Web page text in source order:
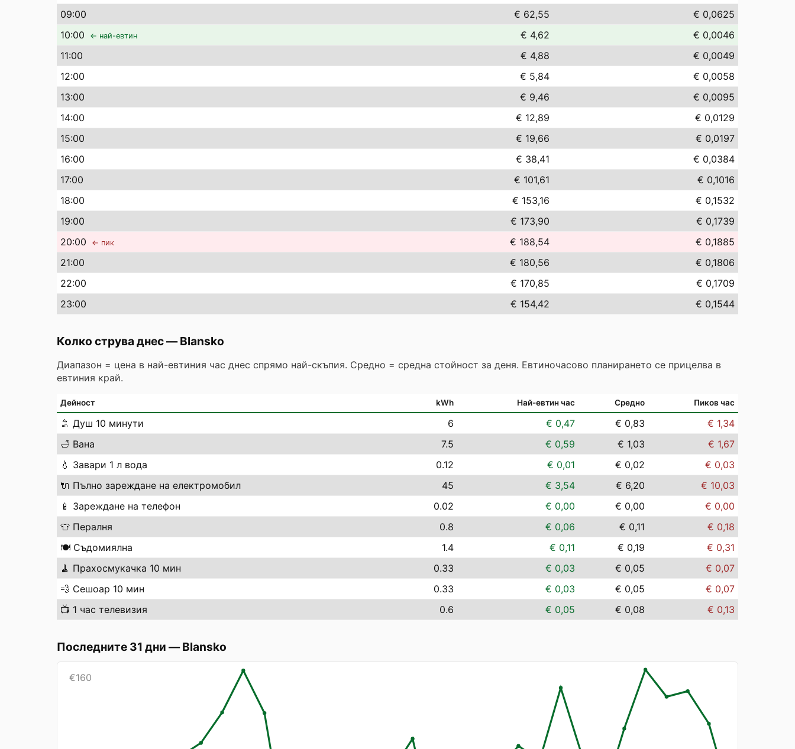
09:00 € 62,55
€ 0,0625
10:00 ← най-евтин € 4,62
€ 0,0046
11:00 € 4,88
€ 0,0049
12:00 € 5,84
€ 0,0058
13:00 € 9,46
€ 0,0095
14:00 € 12,89
€ 0,0129
15:00 € 19,66
€ 0,0197
16:00 € 38,41
€ 0,0384
17:00 € 101,61
€ 0,1016
18:00 € 153,16
€ 0,1532
19:00 € 173,90
€ 0,1739
20:00 ← пик € 188,54
€ 0,1885
21:00 € 180,56
€ 0,1806
22:00 € 170,85
€ 0,1709
23:00 € 154,42 € 0,1544
Колко струва днес—Blansko
Диапазон = цена в най-евтиния час днес спрямо най-скъпия. Средно = средна стойност за деня. Евтиночасово планирането се прицелва в
евтиния край.
Дейност kWh Най-евтин час Средно Пиков час
🚿 Душ 10 минути 6 € 0,47 € 0,83
€ 1,34
🛁 Вана 7.5 € 0,59 € 1,03
€ 1,67
💧 Завари 1 л вода 0.12 € 0,01 € 0,02
€ 0,03
🔌 Пълно зареждане на електромобил 45 € 3,54 € 6,20
€ 10,03
📱 Зареждане на телефон 0.02 € 0,00 € 0,00
€ 0,00
👕 Пералня 0.8 € 0,06 € 0,11
€ 0,18
🍽️ Съдомиялна 1.4 € 0,11 € 0,19
€ 0,31
🧹 Прахосмукачка 10 мин 0.33 € 0,03 € 0,05
€ 0,07
💨 Сешоар 10 мин 0.33 € 0,03 € 0,05
€ 0,07
📺 1 час телевизия 0.6 € 0,05 € 0,08 € 0,13
Последните 31 дни —Blansko
€160